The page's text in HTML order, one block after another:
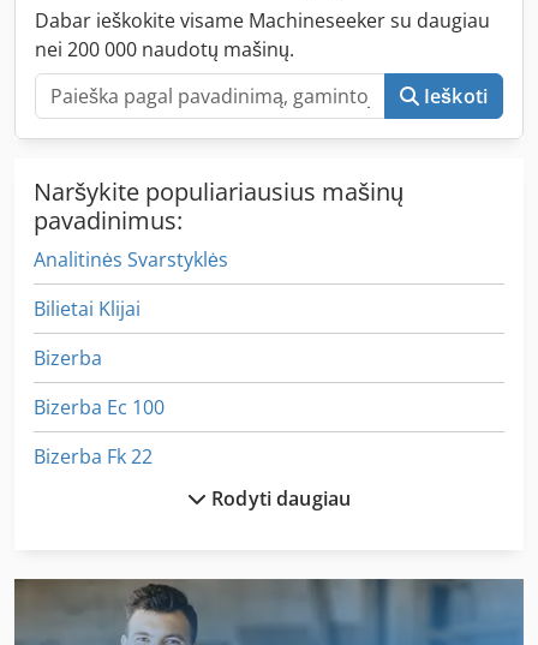
Dabar ieškokite visame Machineseeker su daugiau
nei 200 000 naudotų mašinų.
Ieškoti
Naršykite populiariausius mašinų
pavadinimus:
Analitinės Svarstyklės
Bilietai Klijai
Bizerba
Bizerba Ec 100
Bizerba Fk 22
Bizerba Vs 8
Rodyti daugiau